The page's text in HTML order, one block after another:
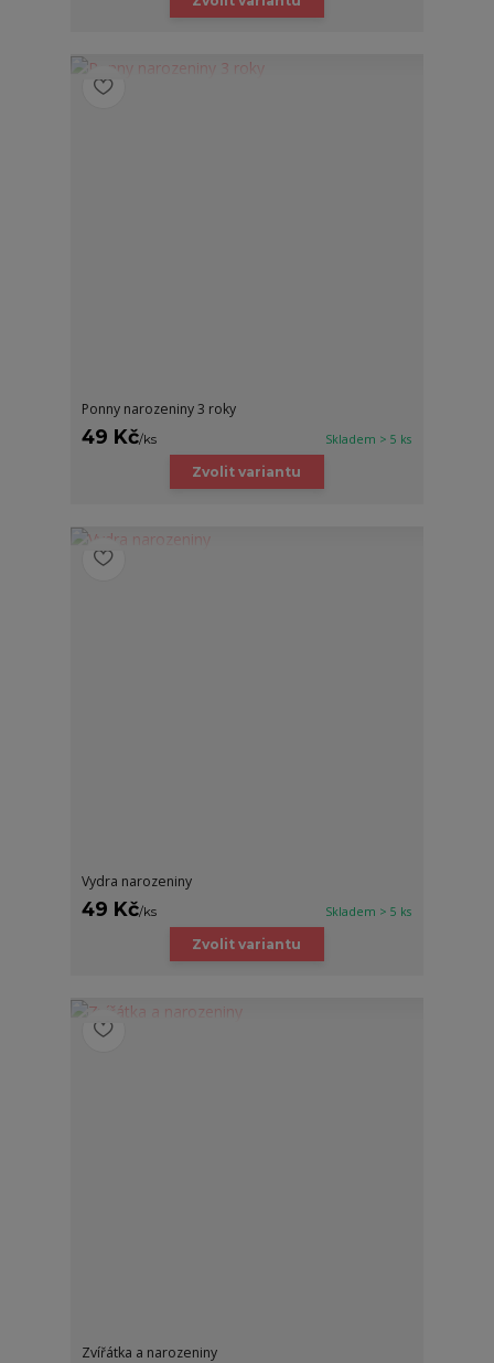
Ponny narozeniny 3 roky
49 Kč/ks Skladem > 5 ks
Zvolit variantu
Vydra narozeniny
49 Kč/ks Skladem > 5 ks
Zvolit variantu
Zvířátka a narozeniny